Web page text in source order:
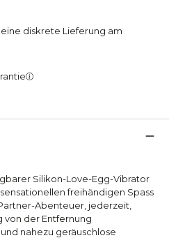
eine diskrete Lieferung am
Silikon-Love-Egg-Vibrator
freihändigen Spass
Abenteuer, jederzeit,
von der Entfernung
nahezu geräuschlose